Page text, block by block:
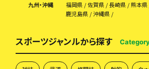
九州・沖縄
福岡県 佐賀県 長崎県 熊本県
鹿児島県
沖縄県
スポーツジャンルから探す